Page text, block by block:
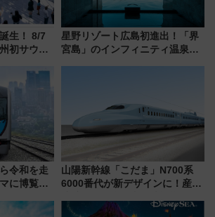
生！ 8/7
初サウナ
過ごし方
星野リゾート広島初進出！「界
宮島」のインフィニティ温泉と
令和を走
に博覧会
キイロ」体
山陽新幹線「こだま」N700系
6000番代が新デザインに！産学
用は今冬から